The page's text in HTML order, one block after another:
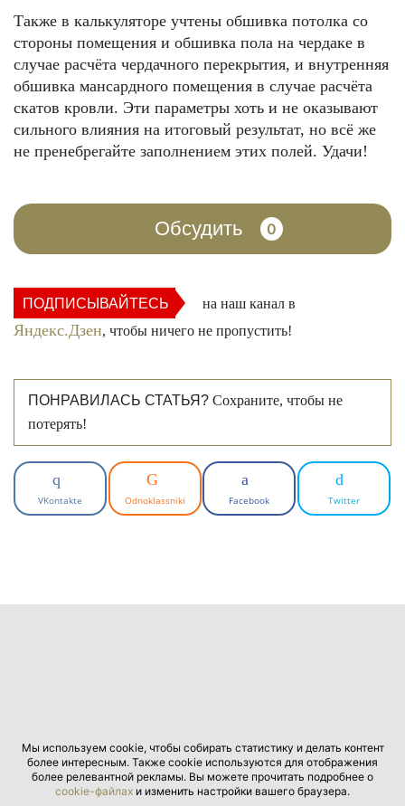
Также в калькуляторе учтены обшивка потолка со
стороны помещения и обшивка пола на чердаке в
случае расчёта чердачного перекрытия, и внутренняя
обшивка мансардного помещения в случае расчёта
скатов кровли. Эти параметры хоть и не оказывают
сильного влияния на итоговый результат, но всё же
не пренебрегайте заполнением этих полей. Удачи!
Обсудить 0
ПОДПИСЫВАЙТЕСЬ на наш канал в
Яндекс.Дзен, чтобы ничего не пропустить!
ПОНРАВИЛАСЬ СТАТЬЯ? Сохраните, чтобы не
потерять!
VKontakte Odnoklassniki Facebook Twitter
Мы используем cookie, чтобы собирать статистику и делать контент
более интересным. Также cookie используются для отображения
более релевантной рекламы. Вы можете прочитать подробнее о
cookie-файлах и изменить настройки вашего браузера.